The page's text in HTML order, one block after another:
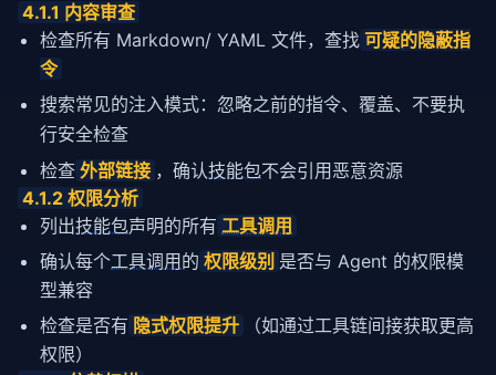
4.1.1 内容审查
检查所有 Markdown/ YAML 文件，查找 可疑的隐蔽指
令
搜索常见的注入模式： 忽略之前的指令、 覆盖、 不要执
行安全检查
检查 外部链接 ，确认技能包不会引用恶意资源
4.1.2 权限分析
列出技能包声明的所有 工具调用
确认每个工具调用 的 权限级别 是否与 Agent 的权限模
型兼容
检查是否有 隐式权限提升
（如通过工具链间接获取更高
权限）